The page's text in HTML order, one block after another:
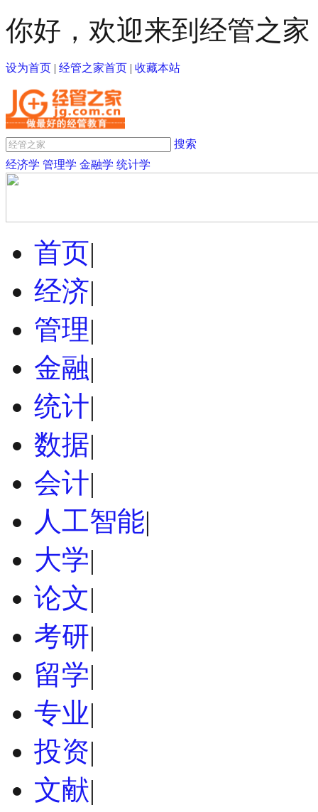
你好，欢迎来到经管之家
设为首页 | 经管之家首页 | 收藏本站
搜索
经济学 管理学 金融学 统计学
首页|
经济|
管理|
金融|
统计|
数据|
会计|
人工智能|
大学|
论文|
考研|
留学|
专业|
投资|
文献|